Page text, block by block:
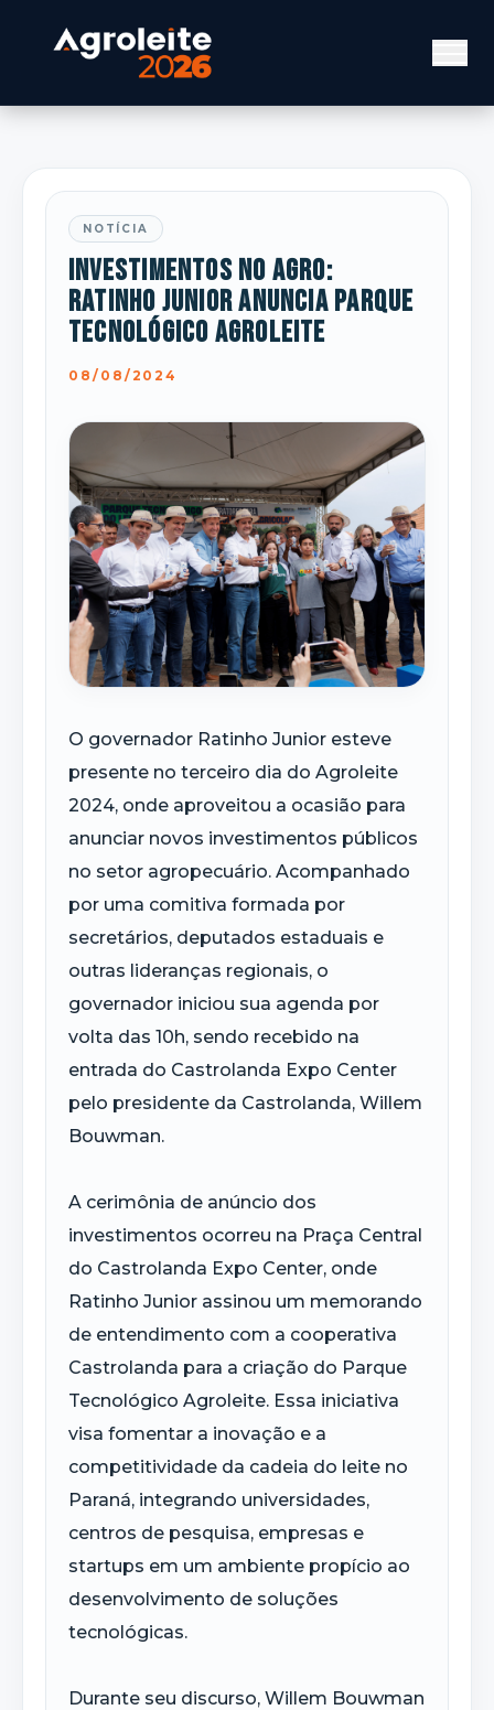
NOTÍCIA
Investimentos no agro:
Ratinho Junior anuncia Parque
Tecnológico Agroleite
08/08/2024
O governador Ratinho Junior esteve
presente no terceiro dia do Agroleite
2024, onde aproveitou a ocasião para
anunciar novos investimentos públicos
no setor agropecuário. Acompanhado
por uma comitiva formada por
secretários, deputados estaduais e
outras lideranças regionais, o
governador iniciou sua agenda por
volta das 10h, sendo recebido na
entrada do Castrolanda Expo Center
pelo presidente da Castrolanda, Willem
Bouwman.
A cerimônia de anúncio dos
investimentos ocorreu na Praça Central
do Castrolanda Expo Center, onde
Ratinho Junior assinou um memorando
de entendimento com a cooperativa
Castrolanda para a criação do Parque
Tecnológico Agroleite. Essa iniciativa
visa fomentar a inovação e a
competitividade da cadeia do leite no
Paraná, integrando universidades,
centros de pesquisa, empresas e
startups em um ambiente propício ao
desenvolvimento de soluções
tecnológicas.
Durante seu discurso, Willem Bouwman